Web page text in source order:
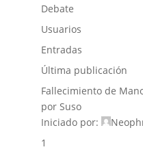
Debate
Usuarios
Entradas
Última publicación
Fallecimiento de
por Suso
Iniciado por:
1